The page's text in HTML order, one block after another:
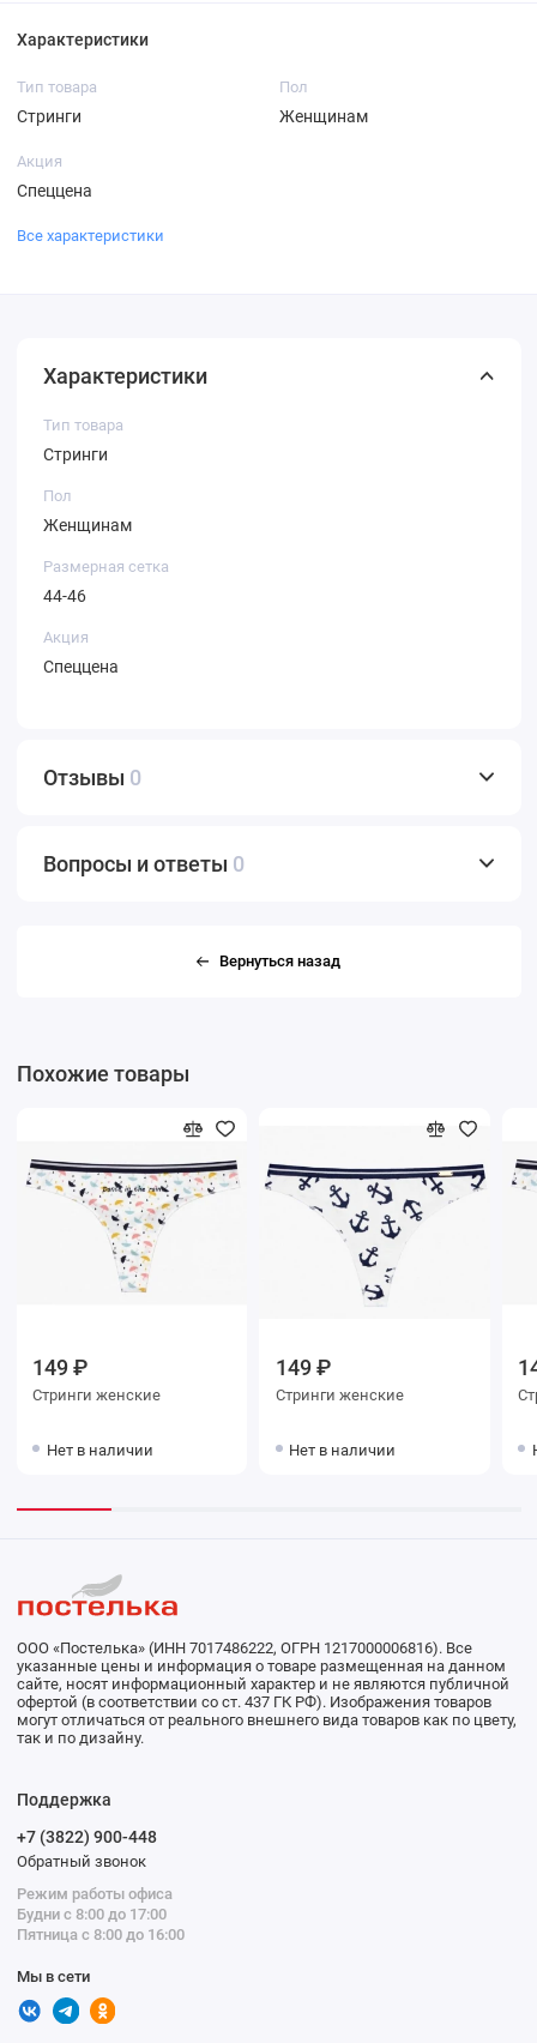
Характеристики
Тип товара
Стринги
Пол
Женщинам
Акция
Спеццена
Все характеристики
Характеристики
Тип товара
Стринги
Пол
Женщинам
Размерная сетка
44-46
Акция
Спеццена
Отзывы 0
Вопросы и ответы 0
Вернуться назад
Похожие товары
149 ₽
Стринги женские
Нет в наличии
149 ₽
Стринги женские
Нет в наличии
ООО «Постелька» (ИНН 7017486222, ОГРН 1217000006816). Все
указанные цены и информация о товаре размещенная на данном
сайте, носят информационный характер и не являются публичной
офертой (в соответствии со ст. 437 ГК РФ). Изображения товаров
могут отличаться от реального внешнего вида товаров как по цвету,
так и по дизайну.
Поддержка
+7 (3822) 900-448
Обратный звонок
Режим работы офиса
Будни с 8:00 до 17:00
Пятница с 8:00 до 16:00
Мы в сети